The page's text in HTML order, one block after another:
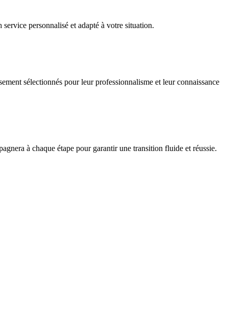
personnalisé et adapté à votre situation.
sélectionnés pour leur professionnalisme et leur connaissance
à chaque étape pour garantir une transition fluide et réussie.